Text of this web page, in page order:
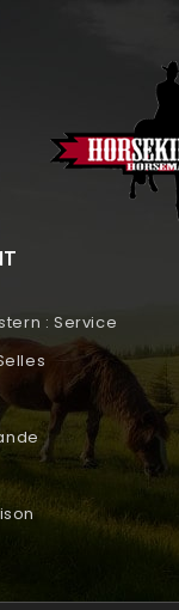
: Service